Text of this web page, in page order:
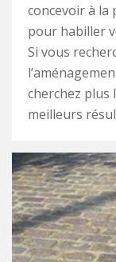
concevoir à la
pour habiller
Si vous
cherchez plus
meilleurs